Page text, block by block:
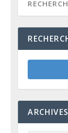
ARCHIVES